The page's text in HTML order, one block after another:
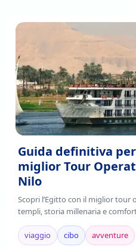
Guida definitiva
miglior Tour
Nilo
Scopri l’Egitto con il miglior tour
templi, storia millenaria e
indimenticabile.Prenota ora!
viaggio
cibo avventure